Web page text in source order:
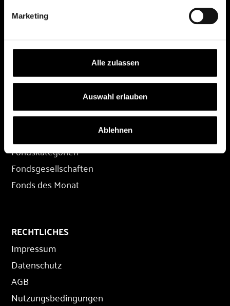
Marketing
Alle zulassen
Auswahl erlauben
Ablehnen
Depot eröffnen
Depot übertragen
Konditionen
FONDS
Fondskategorien
Fondsgesellschaften
Fonds des Monat
RECHTLICHES
Impressum
Datenschutz
AGB
Nutzungsbedingungen